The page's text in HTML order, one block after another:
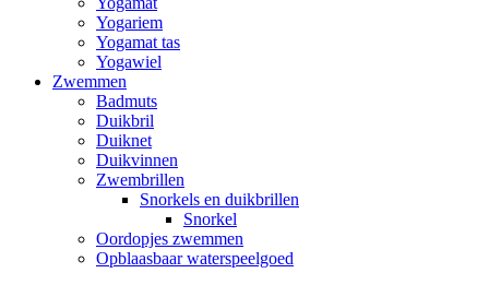
Yogariem
Yogamat tas
Yogawiel
Zwemmen
Badmuts
Duikbril
Duiknet
Duikvinnen
Zwembrillen
Snorkels en duikbrillen
Snorkel
Oordopjes zwemmen
Opblaasbaar waterspeelgoed